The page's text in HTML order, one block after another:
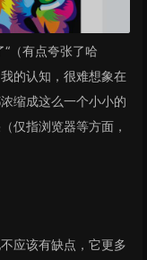
（有点夸张了哈
的认知，很难想象在
缩成这么一个小小的
仅指浏览器等方面，
应该有缺点，它更多